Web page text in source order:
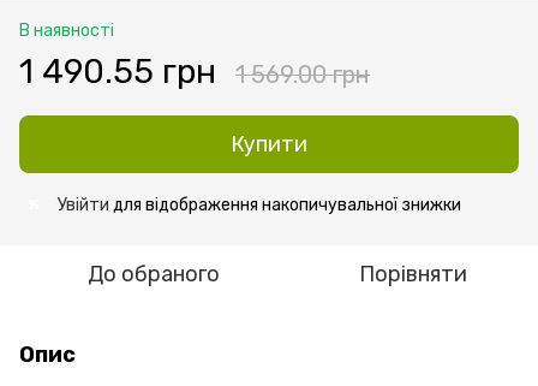
В наявності
1 490.55 грн 1 569.00 грн
Купити
Увійти для відображення накопичувальної знижки
До обраного Порівняти
Опис